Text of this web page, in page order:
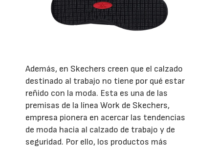
Además, en Skechers creen que el calzado
destinado al trabajo no tiene por qué estar
reñido con la moda. Esta es una de las
premisas de la línea Work de Skechers,
empresa pionera en acercar las tendencias
de moda hacia al calzado de trabajo y de
seguridad. Por ello, los productos más